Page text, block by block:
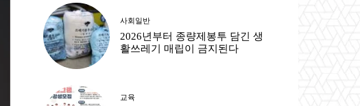
사회일반
2026년부터 종량제봉투 담긴 생
활쓰레기 매립이 금지된다
교육